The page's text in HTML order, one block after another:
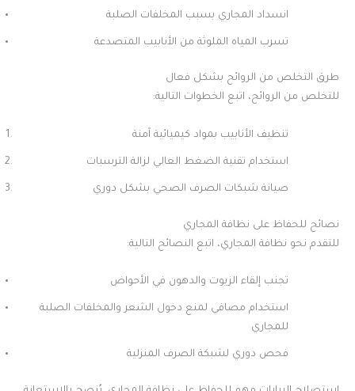
انسداد المجاري بسبب المخلفات الصلبة
تسرب المياه الملوثة من الأنابيب المتصدعة
طرق التخلص من الروائح بشكل فعال
للتخلص من الروائح، اتبع الخطوات التالية:
تنظيف الأنابيب بمواد كيميائية آمنة
استخدام تقنية الضغط العالي لزالة الترسبات
صيانة شبكات الصرف الصحي بشكل دوري
نصائح للحفاظ على نظافة المجاري
للتقدم نحو نظافة المجاري، اتبع النصائح التالية:
تجنب إلقاء الزيوت والدهون في الأحواض
استخدام مصافي لمنع دخول الشعر والمخلفات الصلبة
للمجاري
فحص دوري لشبكة الصرف المنزلية